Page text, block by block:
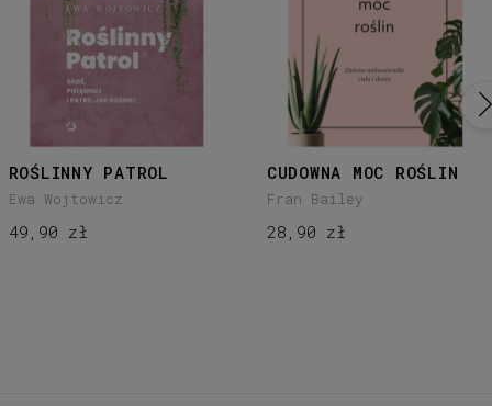
ROŚLINNY PATROL
Ewa Wojtowicz
49,90 zł
CUDOWNA MOC ROŚLIN
Fran Bailey
28,90 zł